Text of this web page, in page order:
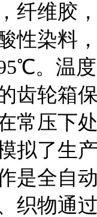
纤维胶
性染料
。温
齿轮箱
常压下
拟了生
是全自
织物通